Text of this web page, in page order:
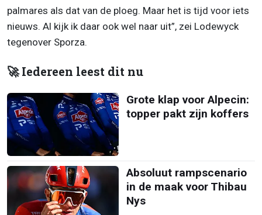
palmares als dat van de ploeg. Maar het is tijd voor iets
nieuws. Al kijk ik daar ook wel naar uit”, zei Lodewyck
tegenover Sporza.
🚀 Iedereen leest dit nu
Grote klap voor Alpecin:
topper pakt zijn koffers
Absoluut rampscenario
in de maak voor Thibau
Nys